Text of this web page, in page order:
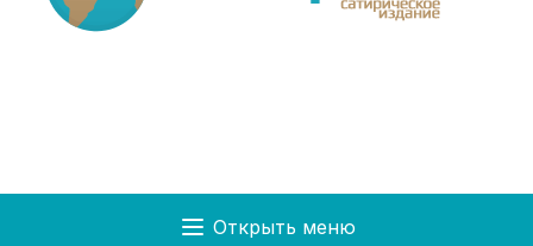
Открыть меню